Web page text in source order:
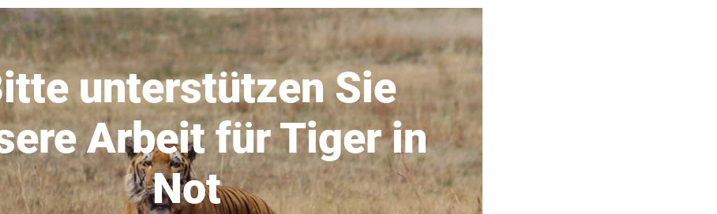
unterstützen Sie
Arbeit für Tiger in
Not